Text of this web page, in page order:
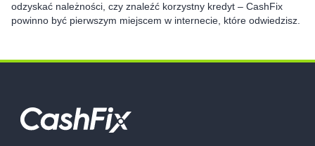
odzyskać należności, czy znaleźć korzystny kredyt – CashFix
powinno być pierwszym miejscem w internecie, które odwiedzisz.